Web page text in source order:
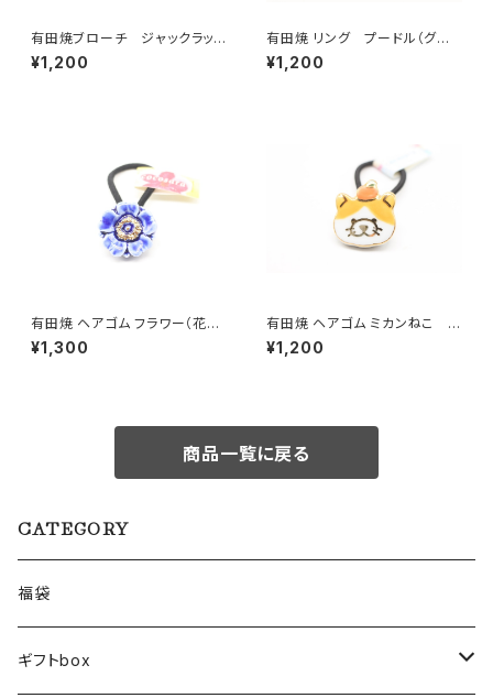
有田焼ブローチ ジャックラッセ
ルテリア
¥1,200
有田焼 リング プードル（グレ
ー）
¥1,200
有田焼 ヘアゴム フラワー（花芯
金彩） ブルー
¥1,300
有田焼 ヘアゴム ミカンねこ オ
レンジ
¥1,200
商品一覧に戻る
CATEGORY
福袋
ギフトbox